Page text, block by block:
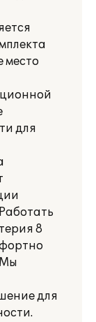
место
для
8
Мы
для